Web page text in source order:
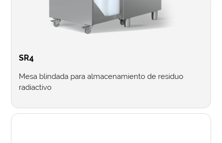
SR4
Mesa blindada para almacenamiento de residuo
radiactivo